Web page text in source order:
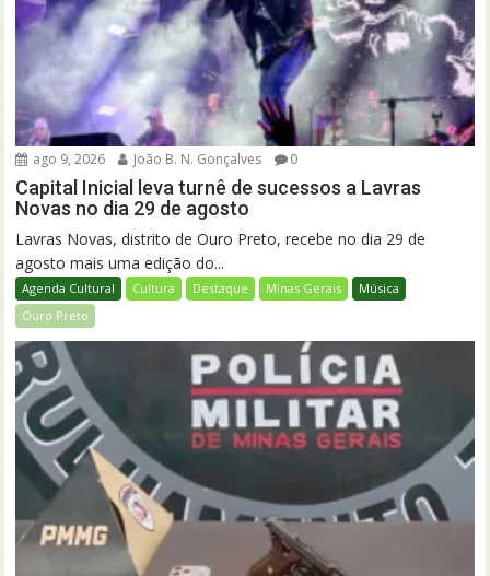
ago 9, 2026 João B. N. Gonçalves 0
Capital Inicial leva turnê de sucessos a Lavras
Novas no dia 29 de agosto
Lavras Novas, distrito de Ouro Preto, recebe no dia 29 de
agosto mais uma edição do...
Agenda Cultural Cultura Destaque Minas Gerais
Música
Ouro Preto